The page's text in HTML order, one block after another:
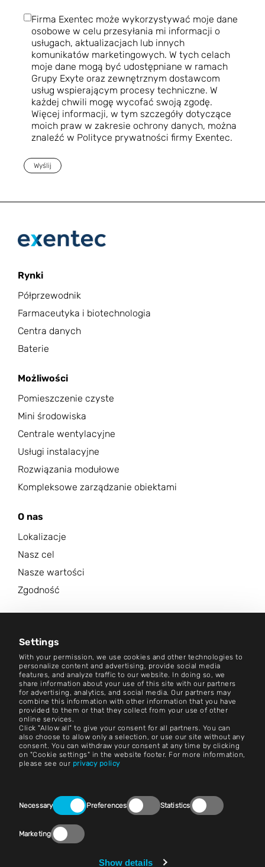
Settings
With your permission, we use cookies and other technologies to
personalize content and advertising, provide social media
features, and analyze traffic to our website. In doing so, we
share information about your use of this site with our partners
for advertising, analytics, and social media. Our partners may
combine this information with other information that you have
provided to them or that they collect from your use of other
online services.
Click "Allow all" to give your consent for all partners. You can
also choose to allow only a selection, or use our site without any
consent. You can withdraw your consent at any time by clicking
on "Cookie settings" in the website footer. For more information,
please see our privacy policy
Selection
Necessary Preferences Statistics
Marketing
Show details
Firma Exentec może wykorzystywać moje dane
osobowe w celu przesyłania mi informacji o
usługach, aktualizacjach lub innych
komunikatów marketingowych. W tych celach
moje dane mogą być udostępniane w ramach
Grupy Exyte oraz zewnętrznym dostawcom
usług wspierającym procesy techniczne. W
każdej chwili mogę wycofać swoją zgodę.
Więcej informacji, w tym szczegóły dotyczące
moich praw w zakresie ochrony danych, można
znaleźć w Polityce prywatności firmy Exentec.
Wyślij
Rynki
Półprzewodnik
Farmaceutyka i biotechnologia
Centra danych
Baterie
Możliwości
Pomieszczenie czyste
Mini środowiska
Centrale wentylacyjne
Usługi instalacyjne
Rozwiązania modułowe
Kompleksowe zarządzanie obiektami
O nas
Lokalizacje
Nasz cel
Nasze wartości
Zgodność
Centrum aktualności
Kontakt
Kariera
Zasady i warunki
Nadruk
Nota prawna
Kontakt
Ustawienia plików cookie